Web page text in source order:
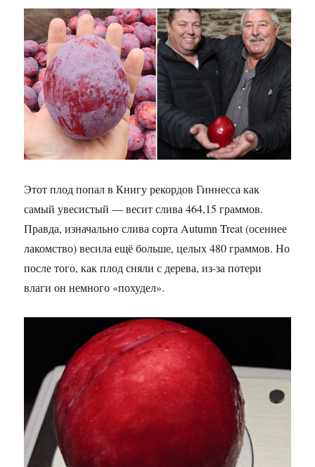
Этот плод попал в Книгу рекордов Гиннесса как
самый увесистый — весит слива 464,15 граммов.
Правда, изначально слива сорта Autumn Treat (осеннее
лакомство) весила ещё больше, целых 480 граммов. Но
после того, как плод сняли с дерева, из-за потери
влаги он немного «похудел».